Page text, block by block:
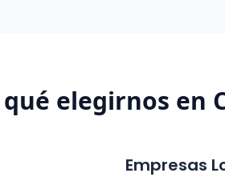
qué elegirnos en
Empresas